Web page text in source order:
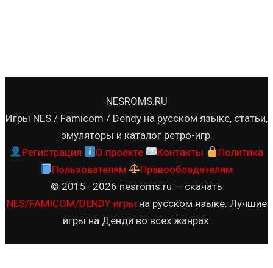
NESROMS.RU
Игры NES / Famicom / Dendy на русском языке, статьи,
эмуляторы и каталог ретро-игр.
Регистрация
О проекте Контакты
Политика
Пользователям
Правообладателям
© 2015–2026 nesroms.ru — скачать
NES/FAMICOM/DENDY игры на русском языке. Лучшие
игры на Денди во всех жанрах.